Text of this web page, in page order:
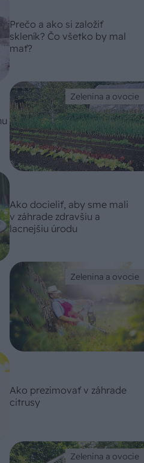
Prečo a ako si založiť
skleník? Čo všetko by mal
mať?
Zelenina a ovocie
Ako docieliť, aby sme mali
v záhrade zdravšiu a
lacnejšiu úrodu
Zelenina a ovocie
Ako prezimovať v záhrade
citrusy
Zelenina a ovocie